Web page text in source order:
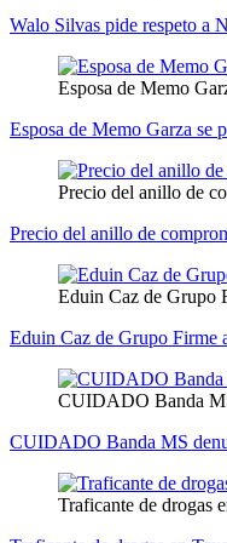
Walo Silvas pide respeto a
Esposa de Memo
Esposa de Memo Garza se
Precio del anillo de
Precio del anillo de
Eduin Caz de Grupo
Eduin Caz de Grupo Firme
CUIDADO Banda
CUIDADO Banda MS
Traficante de drogas